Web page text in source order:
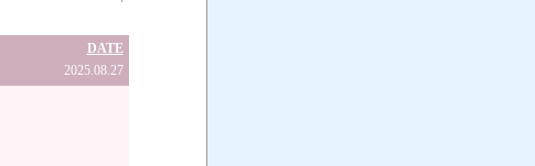
DATE
2025.08.27